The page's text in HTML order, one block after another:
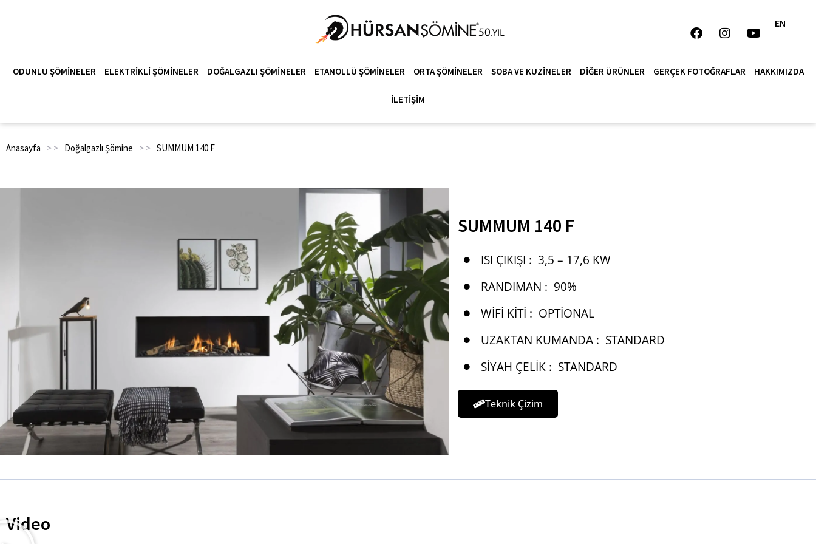
EN
ODUNLU ŞÖMINELER ELEKTRIKLI ŞÖMINELER DOĞALGAZLI ŞÖMINELER ETANOLLÜ ŞÖMINELER ORTA ŞÖMINELER SOBA VE KUZINELER DIĞER ÜRÜNLER GERÇEK FOTOĞRAFLAR HAKKIMIZDA
İLETIŞIM
Anasayfa > > Doğalgazlı Şömine > > SUMMUM 140 F
SUMMUM 140 F
ISI ÇIKIŞI : 3,5 – 17,6 KW
RANDIMAN : 90%
WIFI KITI : OPTIONAL
UZAKTAN KUMANDA : STANDARD
SIYAH ÇELIK : STANDARD
Teknik Çizim
Video